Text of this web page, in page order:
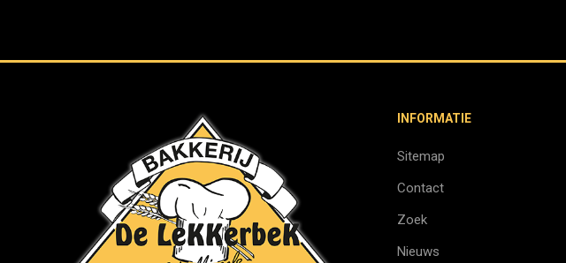
INFORMATIE
Sitemap
Contact
Zoek
Nieuws